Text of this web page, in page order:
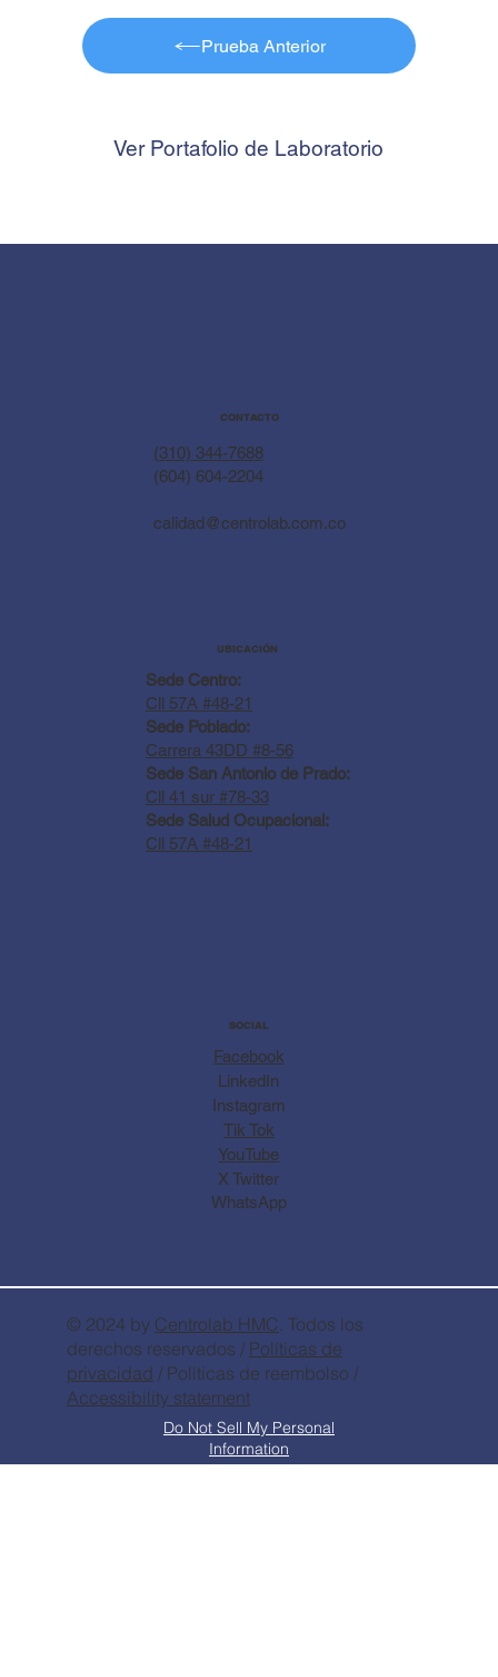
Prueba Anterior
Ver Portafolio de Laboratorio
CONTACTO
(310) 344-7688
(604) 604-2204
calidad@centrolab.com.co
UBICACIÓN
Sede Centro:
Cll 57A #48-21
Sede Poblado:
Carrera 43DD #8-56
Sede San Antonio de Prado:
Cll 41 sur #78-33
Sede Salud Ocupacional:
Cll 57A #48-21
SOCIAL
Facebook
Instagram
LinkedIn
Tik Tok
YouTube
X Twitter
WhatsApp
Do Not Sell My Personal
Information
© 2024 by Centrolab HMC . Todos los
derechos reservados / Políticas de
privacidad / Políticas de reembolso /
Accessibility statement